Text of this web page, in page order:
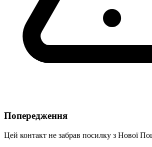
Попередження
Цей контакт не забрав посилку з Нової